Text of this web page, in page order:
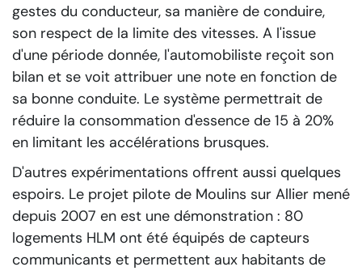
gestes du conducteur, sa manière de conduire,
son respect de la limite des vitesses. A l'issue
d'une période donnée, l'automobiliste reçoit son
bilan et se voit attribuer une note en fonction de
sa bonne conduite. Le système permettrait de
réduire la consommation d'essence de 15 à 20%
en limitant les accélérations brusques.
D'autres expérimentations offrent aussi quelques
espoirs. Le projet pilote de Moulins sur Allier mené
depuis 2007 en est une démonstration : 80
logements HLM ont été équipés de capteurs
communicants et permettent aux habitants de